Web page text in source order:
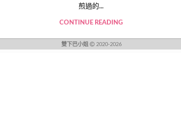
煎過的...
CONTINUE READING
雙下巴小姐 2020-2026